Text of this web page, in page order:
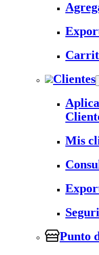
Clientes
Mis
Punto